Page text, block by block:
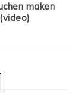
maken